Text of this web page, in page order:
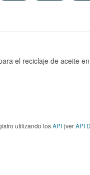
el reciclaje de aceite
utilizando losAPI (verAPI